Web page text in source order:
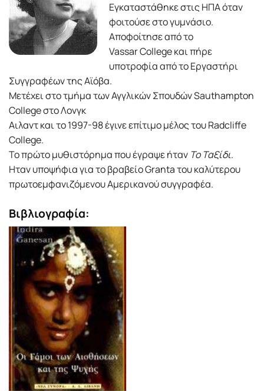
Εγκαταστάθηκε στις ΗΠΑ όταν
φοιτούσε στο γυμνάσιο.
Αποφοίτησε από το
Vassar College και πήρε
υποτροφία από το Εργαστήρι
Συγγραφέων της Αϊόβα.
Μετέχει στο τμήμα των Αγγλικών Σπουδών Sauthampton
College στο Λονγκ
Αιλαντ και το 1997-98 έγινε επίτιμο μέλος του Radcliffe
College.
Το πρώτο μυθιστόρημα που έγραψε ήταν Το Ταξίδι.
Ηταν υποψήφια για το βραβείο Granta του καλύτερου
πρωτοεμφανιζόμενου Αμερικανού συγγραφέα.
Βιβλιογραφία: